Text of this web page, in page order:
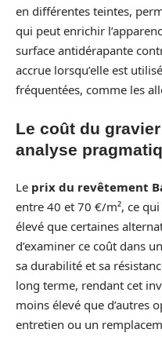
en différentes teintes,
qui peut enrichir
surface antidérapante
accrue lorsqu’elle est
fréquentées, comme les
Le coût du
analyse
Le prix du revêtement
entre 40 et 70 €/m², ce
élevé que certaines
d’examiner ce coût dans
sa durabilité et sa
long terme, rendant cet
moins élevé que d’autres
entretien ou un